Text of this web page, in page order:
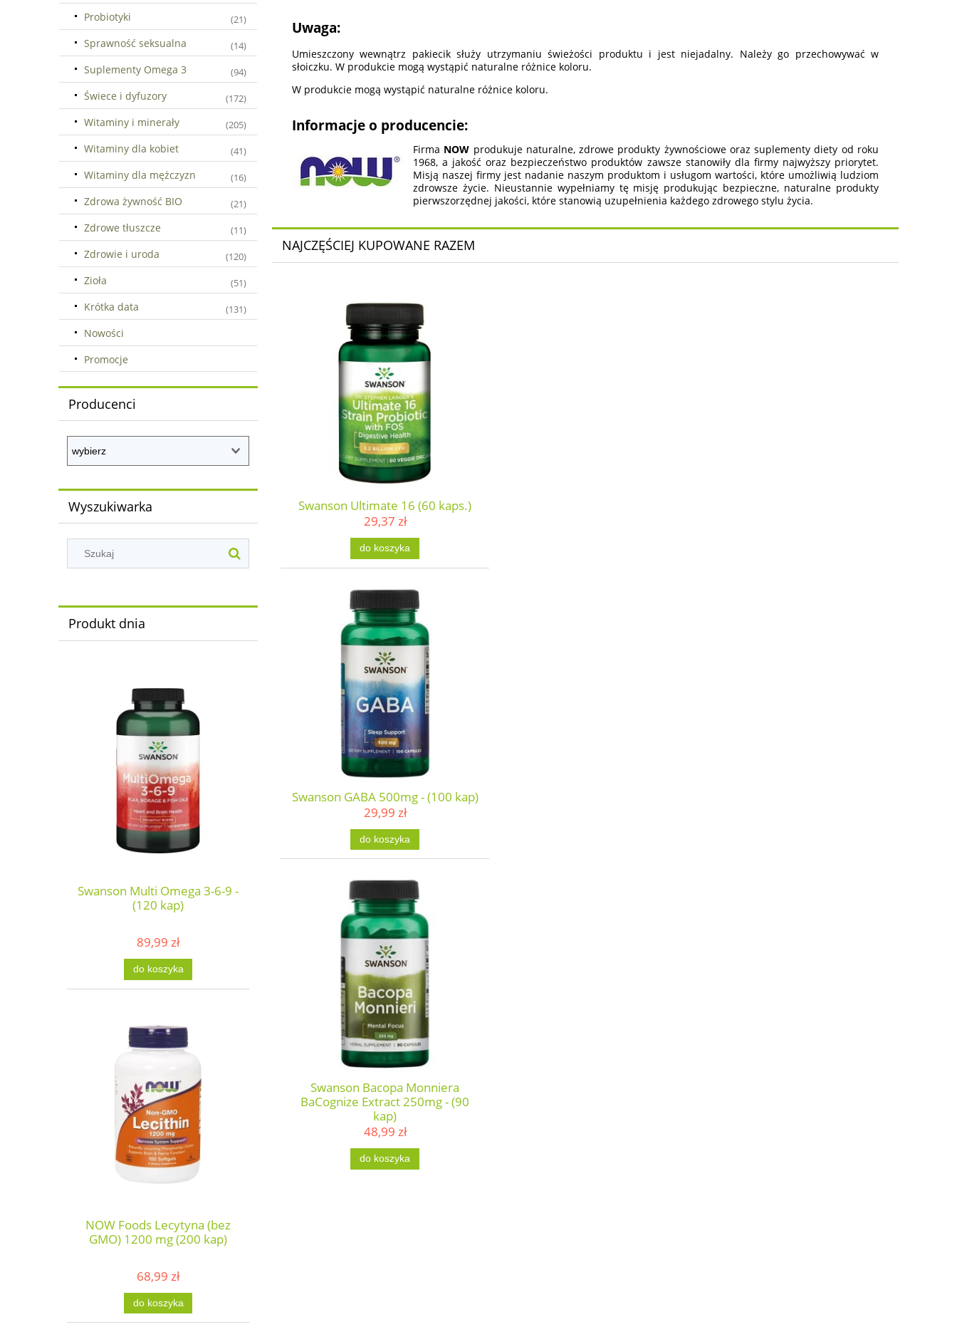
Probiotyki (21)
Sprawność seksualna (14)
Suplementy Omega 3 (94)
Świece i dyfuzory (172)
Witaminy i minerały (205)
Witaminy dla kobiet (41)
Witaminy dla mężczyzn (16)
Zdrowa żywność BIO (21)
Zdrowe tłuszcze (11)
Zdrowie i uroda (120)
Zioła (51)
Krótka data (131)
Nowości
Promocje
Producenci
Wyszukiwarka
Produkt dnia
Swanson Multi Omega 3-6-9 -
(120 kap)
89,99 zł
do koszyka
NOW Foods Lecytyna (bez
GMO) 1200 mg (200 kap)
68,99 zł
do koszyka
Uwaga:
Umieszczony wewnątrz pakiecik służy utrzymaniu świeżości produktu i jest niejadalny. Należy go przechowywać w
słoiczku. W produkcie mogą wystąpić naturalne różnice koloru.
W produkcie mogą wystąpić naturalne różnice koloru.
Informacje o producencie:
Firma NOW produkuje naturalne, zdrowe produkty żywnościowe oraz suplementy diety od roku
1968, a jakość oraz bezpieczeństwo produktów zawsze stanowiły dla firmy najwyższy priorytet.
Misją naszej firmy jest nadanie naszym produktom i usługom wartości, które umożliwią ludziom
zdrowsze życie. Nieustannie wypełniamy tę misję produkując bezpieczne, naturalne produkty
pierwszorzędnej jakości, które stanowią uzupełnienia każdego zdrowego stylu życia.
NAJCZĘŚCIEJ KUPOWANE RAZEM
Swanson Ultimate 16 (60 kaps.)
29,37 zł
do koszyka
Swanson GABA 500mg - (100 kap)
29,99 zł
do koszyka
Swanson Bacopa Monniera
BaCognize Extract 250mg - (90
kap)
48,99 zł
do koszyka